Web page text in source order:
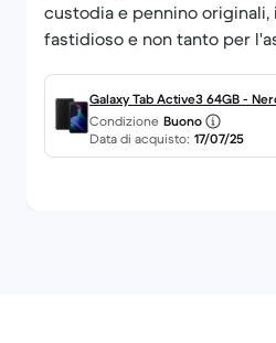
custodia e pennino
fastidioso e non tanto per
all'acquisto non viene
viste altre recensioni dove la
fine sembra affidato tutto al
Galaxy Tab Active3 64GB -
Condizione Buono
Data di acquisto: 17/07/25